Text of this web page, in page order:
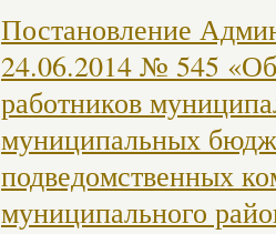
Постановление
24.06.2014 № 545
работников
муниципальных
подведомственных
муниципального